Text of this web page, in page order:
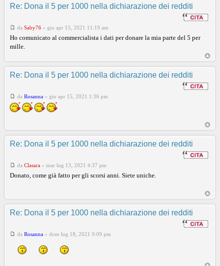
Re: Dona il 5 per 1000 nella dichiarazione dei redditi
da Saby76 » gio apr 15, 2021 11:19 am
Ho comunicato al commercialista i dati per donare la mia parte del 5 per
mille.
Re: Dona il 5 per 1000 nella dichiarazione dei redditi
da Rosanna » gio apr 15, 2021 1:36 pm
Re: Dona il 5 per 1000 nella dichiarazione dei redditi
da Clasara » mar lug 13, 2021 4:37 pm
Donato, come già fatto per gli scorsi anni. Siete uniche.
Re: Dona il 5 per 1000 nella dichiarazione dei redditi
da Rosanna » dom lug 18, 2021 9:09 pm